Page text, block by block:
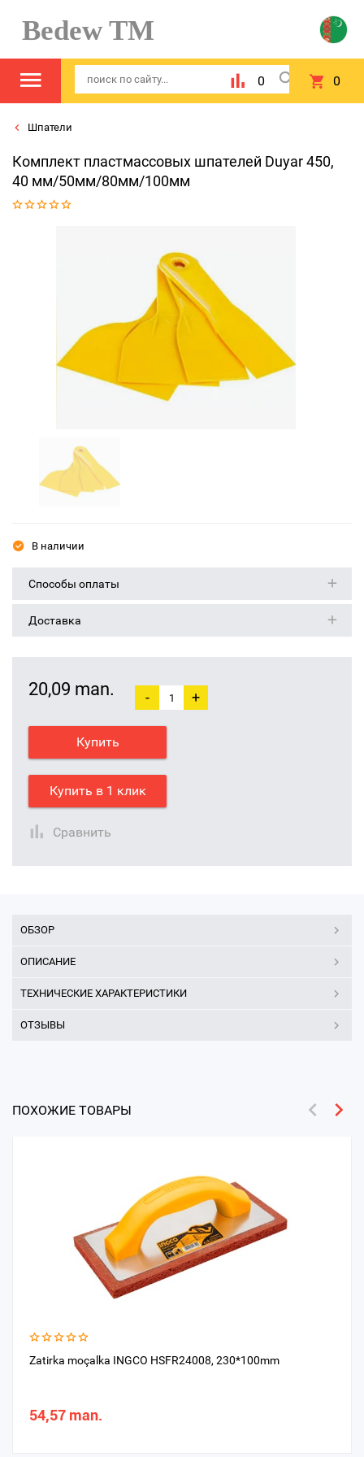
Bedew TM
0 0
Шпатели
Комплект пластмассовых шпателей Duyar 450,
40 мм/50мм/80мм/100мм
В наличии
Способы оплаты
Доставка
20,09 man. - +
Купить
Купить в 1 клик
Сравнить
ОБЗОР
ОПИСАНИЕ
ТЕХНИЧЕСКИЕ ХАРАКТЕРИСТИКИ
ОТЗЫВЫ
ПОХОЖИЕ ТОВАРЫ
Zatirka moçalka INGCO HSFR24008, 230*100mm
54,57 man.